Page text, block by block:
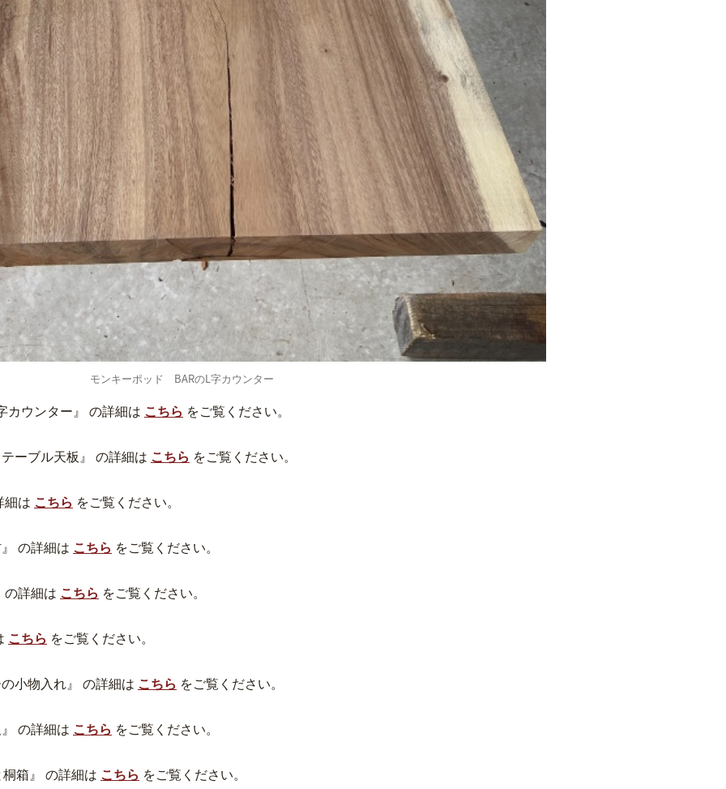
モンキーポッド BARのL字カウンター
ウンター』 の詳細は こちら をご覧ください。
ーブル天板』 の詳細は こちら をご覧ください。
は こちら をご覧ください。
の詳細は こちら をご覧ください。
詳細は こちら をご覧ください。
こちら をご覧ください。
小物入れ』 の詳細は こちら をご覧ください。
の詳細は こちら をご覧ください。
箱』 の詳細は こちら をご覧ください。